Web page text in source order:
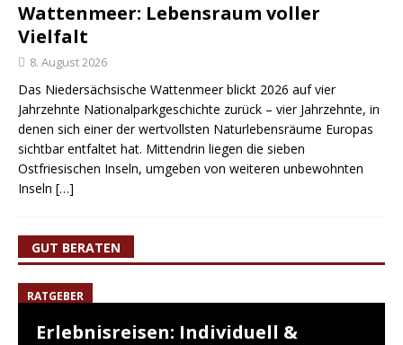
Wattenmeer: Lebensraum voller
Vielfalt
8. August 2026
Das Niedersächsische Wattenmeer blickt 2026 auf vier
Jahrzehnte Nationalparkgeschichte zurück – vier Jahrzehnte, in
denen sich einer der wertvollsten Naturlebensräume Europas
sichtbar entfaltet hat. Mittendrin liegen die sieben
Ostfriesischen Inseln, umgeben von weiteren unbewohnten
Inseln […]
GUT BERATEN
RATGEBER
Erlebnisreisen: Individuell &